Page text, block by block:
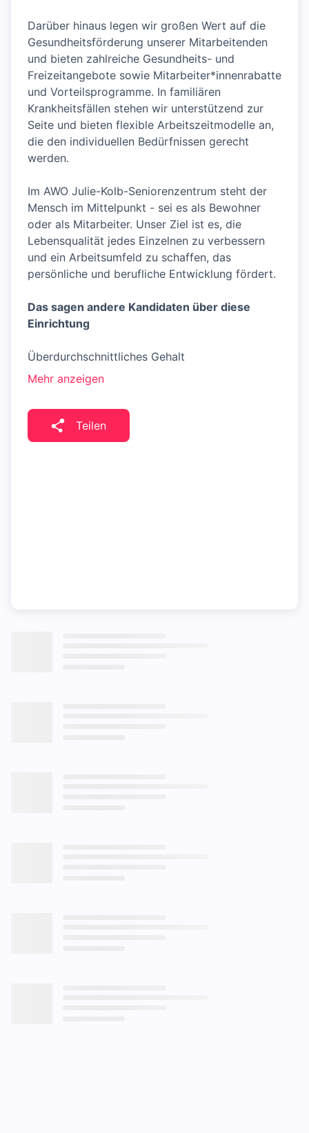
Darüber hinaus legen wir großen Wert auf die
Gesundheitsförderung unserer Mitarbeitenden
und bieten zahlreiche Gesundheits- und
Freizeitangebote sowie Mitarbeiter*innenrabatte
und Vorteilsprogramme. In familiären
Krankheitsfällen stehen wir unterstützend zur
Seite und bieten flexible Arbeitszeitmodelle an,
die den individuellen Bedürfnissen gerecht
werden.
Im AWO Julie-Kolb-Seniorenzentrum steht der
Mensch im Mittelpunkt - sei es als Bewohner
oder als Mitarbeiter. Unser Ziel ist es, die
Lebensqualität jedes Einzelnen zu verbessern
und ein Arbeitsumfeld zu schaffen, das
persönliche und berufliche Entwicklung fördert.
Das sagen andere Kandidaten über diese
Einrichtung
Überdurchschnittliches Gehalt
Mehr anzeigen
Teilen